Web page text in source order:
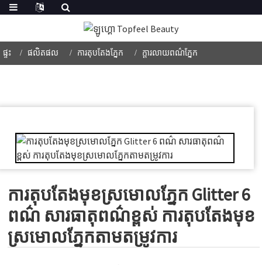
ផ្ទះ ផលិតផល ការតុបតែងភ្នែក ក្ដារលាយពណ៌ភ្នែក
ការតុបតែងមុខស្រមោលភ្នែក Glitter 6
ពណ៌ សារធាតុពណ៌ខ្ពស់ ការតុបតែងមុខ
ស្រមោលភ្នែកតាមតម្រូវការ